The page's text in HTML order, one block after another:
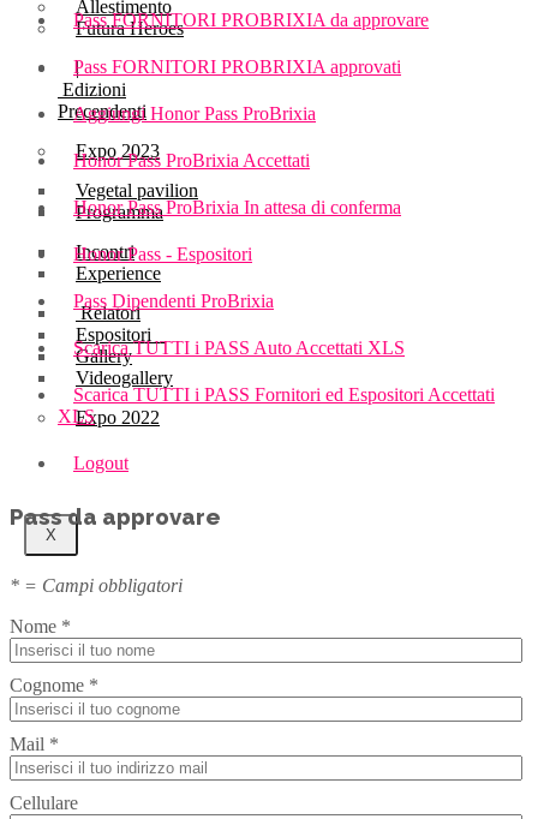
Allestimento
Futura Heroes
|
Edizioni
Precendenti
Expo 2023
Vegetal pavilion
Programma
Incontri
Experience
Relatori
Espositori
Gallery
Videogallery
Expo 2022
X
Pass FORNITORI PROBRIXIA da approvare
Pass FORNITORI PROBRIXIA approvati
Aggiungi Honor Pass ProBrixia
Honor Pass ProBrixia Accettati
Honor Pass ProBrixia In attesa di conferma
Honor Pass - Espositori
Pass Dipendenti ProBrixia
Scarica TUTTI i PASS Auto Accettati XLS
Scarica TUTTI i PASS Fornitori ed Espositori Accettati
XLS
Logout
Pass da approvare
* = Campi obbligatori
Nome *
Cognome *
Mail *
Cellulare